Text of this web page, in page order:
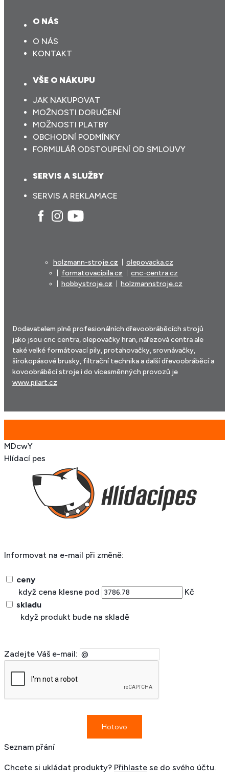
O NÁS
O NÁS
KONTAKT
VŠE O NÁKUPU
JAK NAKUPOVAT
MOŽNOSTI DORUČENÍ
MOŽNOSTI PLATBY
OBCHODNÍ PODMÍNKY
FORMULÁŘ ODSTOUPENÍ OD SMLOUVY
SERVIS A SLUŽBY
SERVIS A REKLAMACE
holzmann-stroje.cz
olepovacka.cz
formatovacipila.cz
cnc-centra.cz
hobbystroje.cz
holzmannstroje.cz
Dodavatelem plně profesionálních dřevoobráběcích strojů
jako jsou cnc centra, olepovačky hran, nářezová centra ale
také velké formátovací pily, protahovačky, srovnávačky,
širokopásové brusky, filtrační technika a další dřevoobráběcí a
kovoobráběcí stroje i do vícesměnných provozů je
www.pilart.cz
MDcwY
Hlídací pes
Informovat na e-mail při změně:
ceny
když cena klesne pod
Kč
skladu
když produkt bude na skladě
Zadejte Váš e-mail:
Seznam přání
Chcete si ukládat produkty? Přihlaste se do svého účtu.